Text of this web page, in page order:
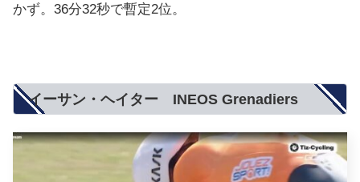
かず。36分32秒で暫定2位。
イーサン・ヘイター INEOS Grenadiers